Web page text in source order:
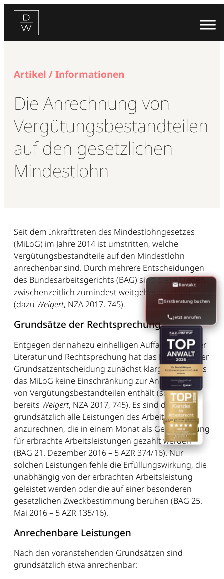
Zum
Inhalt
springen
Artikel / Informationen
Die Anrechnung von
Vergütungsbestandteilen
auf den gesetzlichen
Mindestlohn
Seit dem Inkrafttreten des Mindestlohngesetzes
(MiLoG) im Jahre 2014 ist umstritten, welche
Vergütungsbestandteile auf den Mindestlohn
anrechenbar sind. Durch mehrere Entscheidungen
des Bundesarbeitsgerichts (BAG) sind diese Fragen
zwischenzeitlich zumindest weitgehend geklärt
(dazu Weigert, NZA 2017, 745).
Grundsätze der Rechtsprechung
Entgegen der nahezu einhelligen Auffassung in der
Literatur und Rechtsprechung hat das BAG in seiner
Grundsatzentscheidung zunächst klargestellt, dass
das MiLoG keine Einschränkung zur Anrechnung
von Vergütungsbestandteilen enthält (so
bereits Weigert, NZA 2017, 745). Es sind danach
grundsätzlich alle Leistungen des Arbeitgebers
anzurechnen, die in einem Monat als Gegenleistung
für erbrachte Arbeitsleistungen gezahlt werden
(BAG 21. Dezember 2016 – 5 AZR 374/16). Nur
solchen Leistungen fehle die Erfüllungswirkung, die
unabhängig von der erbrachten Arbeitsleistung
geleistet werden oder die auf einer besonderen
gesetzlichen Zweckbestimmung beruhen (BAG 25.
Mai 2016 – 5 AZR 135/16).
Anrechenbare Leistungen
Nach den voranstehenden Grundsätzen sind
grundsätzlich etwa anrechenbar:
Kontakt
Erstberatung buchen
Jetzt anrufen